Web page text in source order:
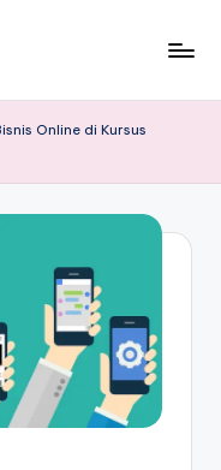
Online di Kursus